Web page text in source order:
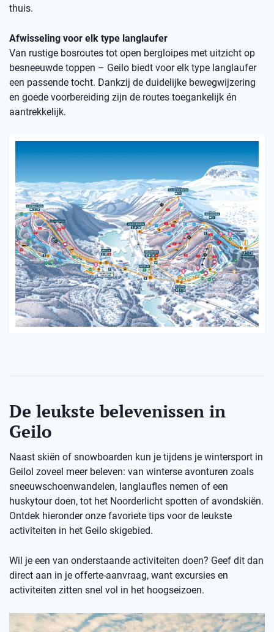
thuis.
Afwisseling voor elk type langlaufer
Van rustige bosroutes tot open bergloipes met uitzicht op
besneeuwde toppen – Geilo biedt voor elk type langlaufer
een passende tocht. Dankzij de duidelijke bewegwijzering
en goede voorbereiding zijn de routes toegankelijk én
aantrekkelijk.
De leukste belevenissen in
Geilo
Naast skiën of snowboarden kun je tijdens je wintersport in
Geilol zoveel meer beleven: van winterse avonturen zoals
sneeuwschoenwandelen, langlaufles nemen of een
huskytour doen, tot het Noorderlicht spotten of avondskiën.
Ontdek hieronder onze favoriete tips voor de leukste
activiteiten in het Geilo skigebied.
Wil je een van onderstaande activiteiten doen? Geef dit dan
direct aan in je offerte-aanvraag, want excursies en
activiteiten zitten snel vol in het hoogseizoen.